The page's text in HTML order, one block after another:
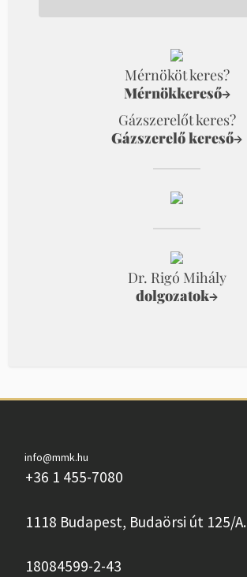
Mérnököt keres?
Mérnökkereső→
Gázszerelőt keres?
Gázszerelő kereső→
Dr. Rigó Mihály
dolgozatok→
info@mmk.hu
+36 1 455-7080
1118 Budapest, Budaörsi út 125/A.
18084599-2-43